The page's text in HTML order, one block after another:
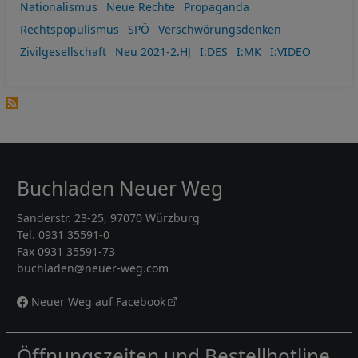
Nationalismus
Neue Rechte
Propaganda
Rechtspopulismus
SPÖ
Verschwörungsdenken
Zivilgesellschaft
Neu 2021-2.HJ I:DES I:MK I:VIDEO
Buchladen Neuer Weg
Sanderstr. 23-25, 97070 Würzburg
Tel. 0931 35591-0
Fax 0931 35591-73
buchladen@neuer-weg.com
Neuer Weg auf Facebook